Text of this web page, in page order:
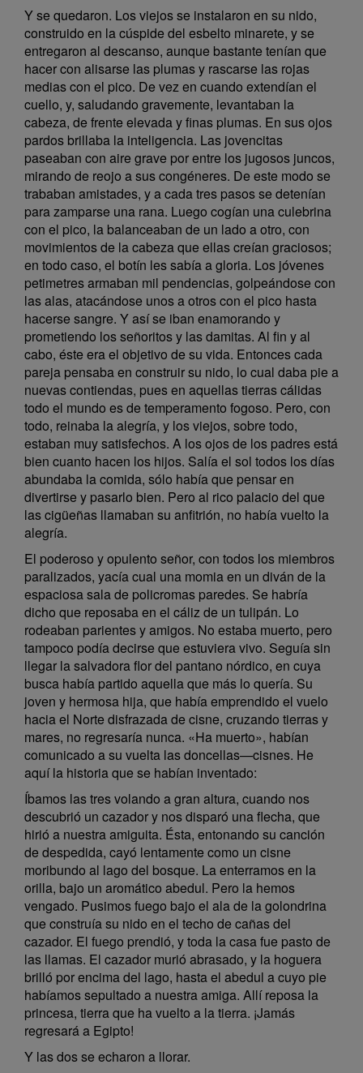
Y se quedaron. Los viejos se instalaron en su nido,
construido en la cúspide del esbelto minarete, y se
entregaron al descanso, aunque bastante tenían que
hacer con alisarse las plumas y rascarse las rojas
medias con el pico. De vez en cuando extendían el
cuello, y, saludando gravemente, levantaban la
cabeza, de frente elevada y finas plumas. En sus ojos
pardos brillaba la inteligencia. Las jovencitas
paseaban con aire grave por entre los jugosos juncos,
mirando de reojo a sus congéneres. De este modo se
trababan amistades, y a cada tres pasos se detenían
para zamparse una rana. Luego cogían una culebrina
con el pico, la balanceaban de un lado a otro, con
movimientos de la cabeza que ellas creían graciosos;
en todo caso, el botín les sabía a gloria. Los jóvenes
petimetres armaban mil pendencias, golpeándose con
las alas, atacándose unos a otros con el pico hasta
hacerse sangre. Y así se iban enamorando y
prometiendo los señoritos y las damitas. Al fin y al
cabo, éste era el objetivo de su vida. Entonces cada
pareja pensaba en construir su nido, lo cual daba pie a
nuevas contiendas, pues en aquellas tierras cálidas
todo el mundo es de temperamento fogoso. Pero, con
todo, reinaba la alegría, y los viejos, sobre todo,
estaban muy satisfechos. A los ojos de los padres está
bien cuanto hacen los hijos. Salía el sol todos los días
abundaba la comida, sólo había que pensar en
divertirse y pasarlo bien. Pero al rico palacio del que
las cigüeñas llamaban su anfitrión, no había vuelto la
alegría.
El poderoso y opulento señor, con todos los miembros
paralizados, yacía cual una momia en un diván de la
espaciosa sala de policromas paredes. Se habría
dicho que reposaba en el cáliz de un tulipán. Lo
rodeaban parientes y amigos. No estaba muerto, pero
tampoco podía decirse que estuviera vivo. Seguía sin
llegar la salvadora flor del pantano nórdico, en cuya
busca había partido aquella que más lo quería. Su
joven y hermosa hija, que había emprendido el vuelo
hacia el Norte disfrazada de cisne, cruzando tierras y
mares, no regresaría nunca. «Ha muerto», habían
comunicado a su vuelta las doncellas—cisnes. He
aquí la historia que se habían inventado:
Íbamos las tres volando a gran altura, cuando nos
descubrió un cazador y nos disparó una flecha, que
hirió a nuestra amiguita. Ésta, entonando su canción
de despedida, cayó lentamente como un cisne
moribundo al lago del bosque. La enterramos en la
orilla, bajo un aromático abedul. Pero la hemos
vengado. Pusimos fuego bajo el ala de la golondrina
que construía su nido en el techo de cañas del
cazador. El fuego prendió, y toda la casa fue pasto de
las llamas. El cazador murió abrasado, y la hoguera
brilló por encima del lago, hasta el abedul a cuyo pie
habíamos sepultado a nuestra amiga. Allí reposa la
princesa, tierra que ha vuelto a la tierra. ¡Jamás
regresará a Egipto!
Y las dos se echaron a llorar.